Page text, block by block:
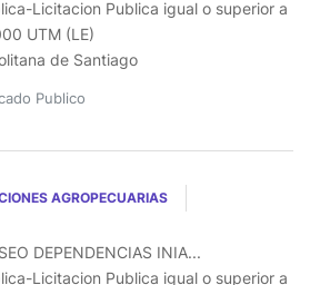
Licitacion Publica igual o superior a
UTM (LE)
de Santiago
Publico
AGROPECUARIAS
DEPENDENCIAS INIA...
Licitacion Publica igual o superior a